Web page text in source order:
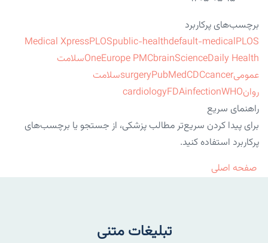
برچسب‌های پرکاربرد
Medical XpressPLOSpublic-healthdefault-medicalPLOS
OneEurope PMCbrainScienceDaily Health
سلامت
عمومی
surgeryPubMedCDCcancer
سلامت
روان
cardiologyFDAinfectionWHO
راهنمای سریع
برای پیدا کردن سریع‌تر مطالب پزشکی، از جستجو یا برچسب‌های
پرکاربرد استفاده کنید.
صفحه اصلی
تبلیغات متنی